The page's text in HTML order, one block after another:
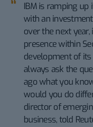
IBM is ramping
with an
over the next
presence within
development of its
always ask the
ago what you
would you do
director of
business, told